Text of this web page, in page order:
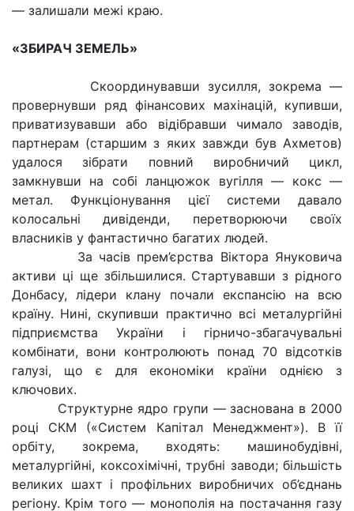
— залишали межі краю.
«ЗБИРАЧ ЗЕМЕЛЬ»
Скоординувавши зусилля, зокрема —
провернувши ряд фінансових махінацій, купивши,
приватизувавши або відібравши чимало заводів,
партнерам (старшим з яких завжди був Ахметов)
удалося зібрати повний виробничий цикл,
замкнувши на собі ланцюжок вугілля — кокс —
метал. Функціонування цієї системи давало
колосальні дивіденди, перетворюючи своїх
власників y фантастично багатих людей.
За часів прем’єрства Віктора Януковича
активи ці ще збільшилися. Стартувавши з рідного
Донбасу, лідери клану почали експансію на всю
країну. Нині, скупивши практично всі металургійні
підприємства України і гірничо-збагачувальні
комбінати, вони контролюють понад 70 відсотків
галузі, що є для економіки країни однією з
ключових.
Структурне ядро групи — заснована в 2000
році СКМ («Систем Капітал Менеджмент»). В її
орбіту, зокрема, входять: машинобудівні,
металургійні, коксохімічні, трубні заводи; більшість
великих шахт і профільних виробничих об’єднань
регіону. Крім того — монополія на постачання газу